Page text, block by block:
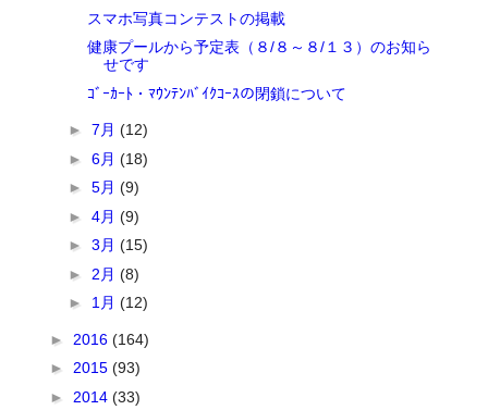
スマホ写真コンテストの掲載
健康プールから予定表（８/８～８/１３）のお知ら
せです
ｺﾞｰｶｰﾄ・ﾏｳﾝﾃﾝﾊﾞｲｸｺｰｽの閉鎖について
►7月(12)
►6月(18)
►5月(9)
►4月(9)
►3月(15)
► 2月(8)
► 1月(12)
► 2016(164)
►2015(93)
► 2014(33)